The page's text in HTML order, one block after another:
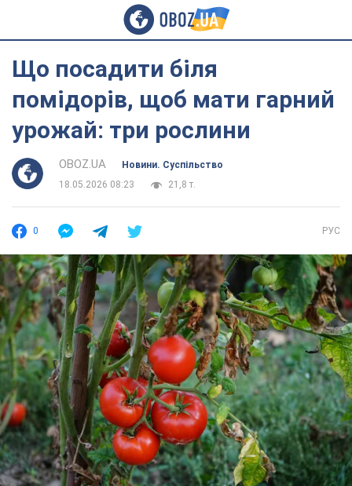
Що посадити біля
помідорів, щоб мати гарний
урожай: три рослини
OBOZ.UA
Новини. Суспільство
18.05.2026 08:23
21,8 т.
0 РУС